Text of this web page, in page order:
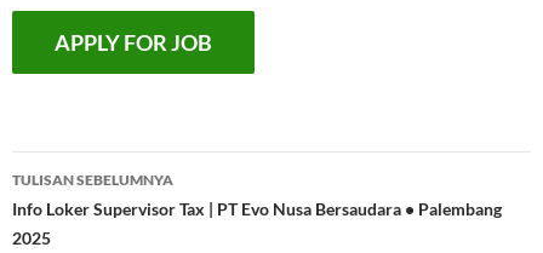
Navigasi
Tulisan
TULISAN SEBELUMNYA
Info Loker Supervisor Tax | PT Evo Nusa Bersaudara • Palembang
2025